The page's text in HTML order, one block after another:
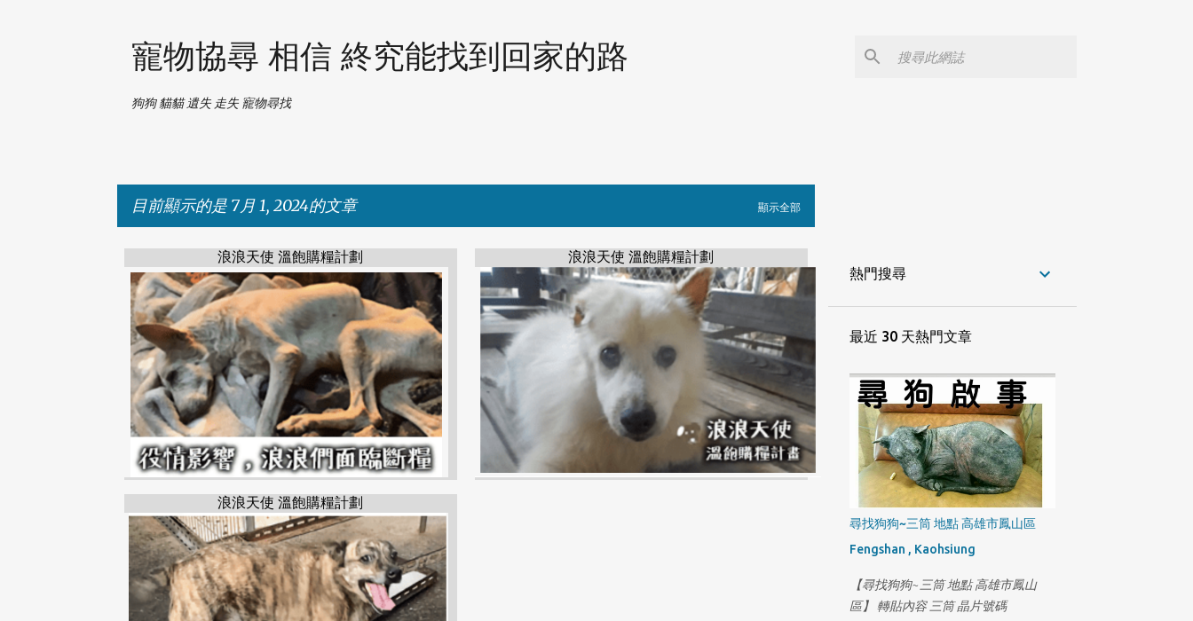
寵物協尋 相信 終究能找到回家的路
狗狗 貓貓 遺失 走失 寵物尋找
目前顯示的是 7月 1, 2024的文章 顯示全部
發
表
文
章
浪浪天使 溫飽購糧計劃 浪浪天使 溫飽購糧計劃
浪浪天使 溫飽購糧計劃
熱門搜尋
最近 30 天熱門文章
尋找狗狗~三筒 地點 高雄市鳳山區
Fengshan , Kaohsiung
【尋找狗狗~三筒 地點 高雄市鳳山
區】 轉貼內容 三筒 晶片號碼